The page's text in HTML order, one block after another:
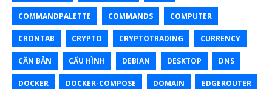
COMMANDPALETTE COMMANDS COMPUTER
CRONTAB CRYPTO CRYPTOTRADING CURRENCY
CĂN BẢN CẤU HÌNH DEBIAN DESKTOP DNS
DOCKER DOCKER-COMPOSE DOMAIN EDGEROUTER